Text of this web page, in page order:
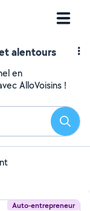
alentours
en
AlloVoisins !
Auto-entrepreneur